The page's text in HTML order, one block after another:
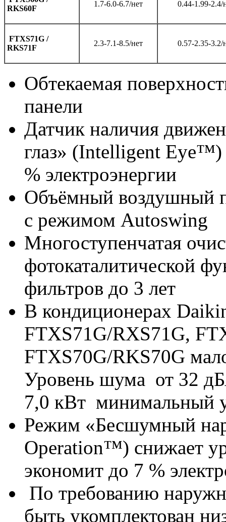
RKS60F
1.7-6.0-6.7/нет 0.44-1.99-2.4/
FTXS71G /
RKS71F
2.3-7.1-8.5/нет 0.57-2.35-3.2/
Обтекаемая
панели
Датчик наличия
глаз» (Intelligent Eye™)
% электроэнергии
Объёмный воздушный
с режимом Autoswing
Многоступенчатая
фотокаталитической
фильтров до 3 лет
В кондиционерах
FTXS71G/RXS71G,
FTXS70G/RKS70G
Уровень шума от 32
7,0 кВт минимальный
Режим «Бесшумный
Operation™) снижает
экономит до 7 %
По требованию
быть укомплектован